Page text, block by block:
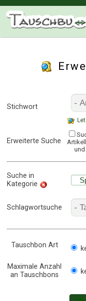
Stichwort
Erweiterte Suche
und
Suche in
Kategorie
Schlagwortsuche
Tauschbon Art
Maximale Anzahl
an Tauschbons